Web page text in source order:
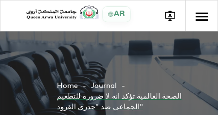
AR
Home
Journal
الصحة العالمية تؤكد انه لا ضرورة للتطعيم
الجماعي ضد "جدري القرود"